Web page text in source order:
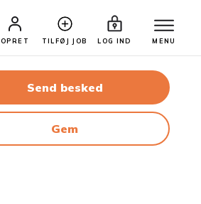
OPRET TILFØJ JOB LOG IND MENU
Send besked
Gem